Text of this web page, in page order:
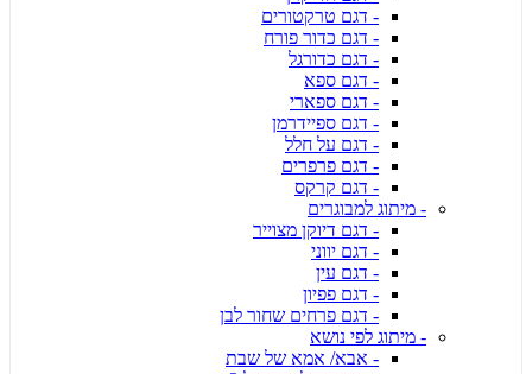
- דגם טרקטורים
- דגם כדור פורח
- דגם כדורגל
- דגם ספא
- דגם ספארי
- דגם ספיידרמן
- דגם על חלל
- דגם פרפרים
- דגם קרקס
- מיתוג למבוגרים
- דגם דיוקן מצוייר
- דגם יווני
- דגם עין
- דגם פפיון
- דגם פרחים שחור לבן
- מיתוג לפי נושא
- אבא/ אמא של שבת